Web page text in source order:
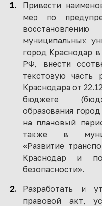
Привести
мер по
муниципальных
город Краснодар
РФ, внести
текстовую часть
Краснодара от
бюджете
образования
на плановый
также в
«Развитие
Краснодар и
безопасности».
Разработать и
правовой акт,